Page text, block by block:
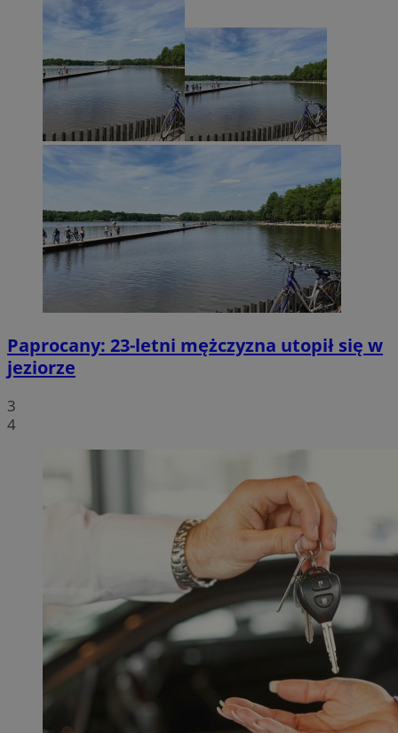
Paprocany: 23-letni mężczyzna utopił się w
jeziorze
3
4